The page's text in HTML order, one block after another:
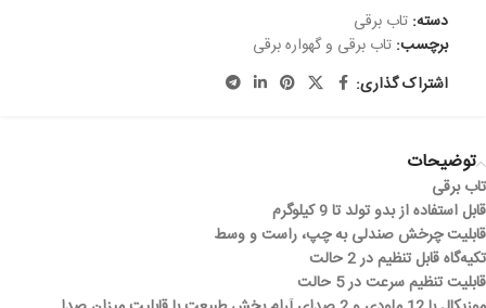
دسته: تاب برقی
برچسب: تاب برقی و گهواره برقی
اشتراک گذاری:
توضیحات
تاب برقی
قابل استفاده از بدو تولد تا 9 کیلوگرم
قابلیت چرخش صندلی به چپ، راست و وسط
تکیه‌گاه قابل تنظیم در 2 حالت
قابلیت تنظیم سرعت در 5 حالت